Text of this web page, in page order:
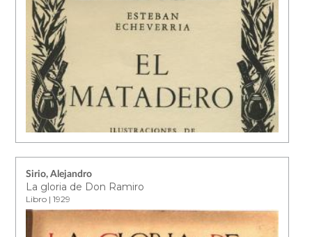
Sirio, Alejandro
La gloria de Don Ramiro
Libro | 1929